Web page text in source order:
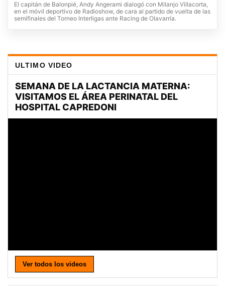
El capitán de Balonpié, Andy Angerami dialogó con Milanjo Villacorta,
en el móvil deportivo de Radioshow, de cara al partido de vuelta de las
semifinales del Torneo Interligas ante Racing de Olavarría.
ULTIMO VIDEO
Ver todos los videos